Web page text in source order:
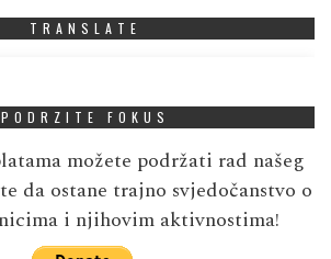
TRANSLATE
PODRZITE FOKUS
možete podržati rad našeg
da ostane trajno svjedočanstvo o
i njihovim aktivnostima!